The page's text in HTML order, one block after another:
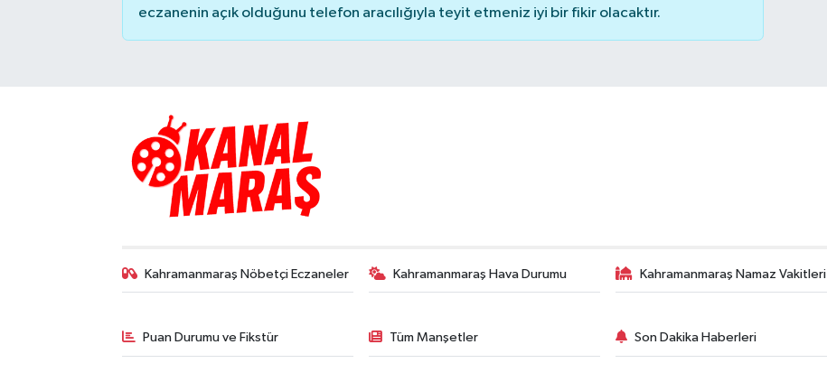
eczanenin açık olduğunu telefon aracılığıyla teyit etmeniz iyi bir fikir olacaktır.
Kahramanmaraş Nöbetçi Eczaneler Kahramanmaraş Hava Durumu Kahramanmaraş Namaz Vakitleri
Puan Durumu ve Fikstür Tüm Manşetler Son Dakika Haberleri